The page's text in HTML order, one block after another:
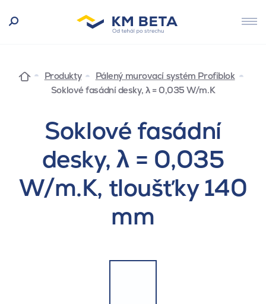
Produkty
Pálený murovací systém Profiblok
Soklové fasádní desky, λ = 0,035 W/m.K
Soklové fasádní
desky, λ = 0,035
W/m.K, tloušťky 140
mm